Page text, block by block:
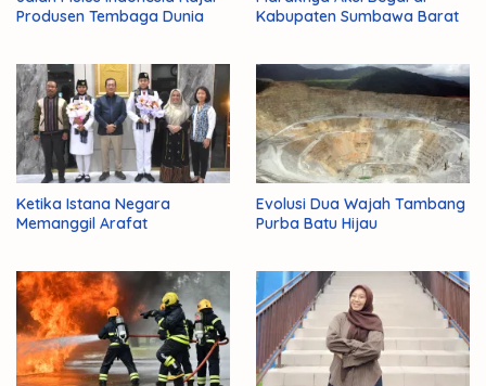
Produsen Tembaga Dunia
Kabupaten Sumbawa Barat
Ketika Istana Negara
Memanggil Arafat
Evolusi Dua Wajah Tambang
Purba Batu Hijau